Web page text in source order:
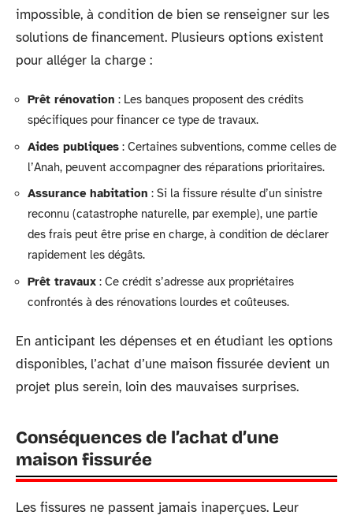
impossible, à condition de bien se renseigner sur les
solutions de financement. Plusieurs options existent
pour alléger la charge :
Prêt rénovation : Les banques proposent des crédits
spécifiques pour financer ce type de travaux.
Aides publiques : Certaines subventions, comme celles de
l’Anah, peuvent accompagner des réparations prioritaires.
Assurance habitation : Si la fissure résulte d’un sinistre
reconnu (catastrophe naturelle, par exemple), une partie
des frais peut être prise en charge, à condition de déclarer
rapidement les dégâts.
Prêt travaux : Ce crédit s’adresse aux propriétaires
confrontés à des rénovations lourdes et coûteuses.
En anticipant les dépenses et en étudiant les options
disponibles, l’achat d’une maison fissurée devient un
projet plus serein, loin des mauvaises surprises.
Conséquences de l’achat d’une
maison fissurée
Les fissures ne passent jamais inaperçues. Leur